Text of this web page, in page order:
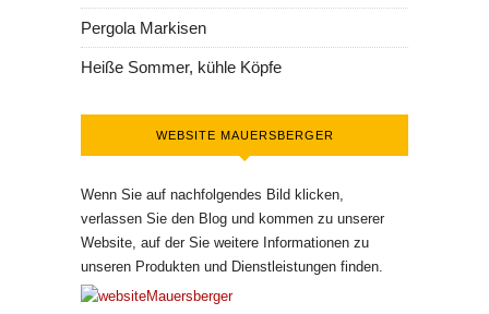
Pergola Markisen
Heiße Sommer, kühle Köpfe
WEBSITE MAUERSBERGER
Wenn Sie auf nachfolgendes Bild klicken,
verlassen Sie den Blog und kommen zu unserer
Website, auf der Sie weitere Informationen zu
unseren Produkten und Dienstleistungen finden.